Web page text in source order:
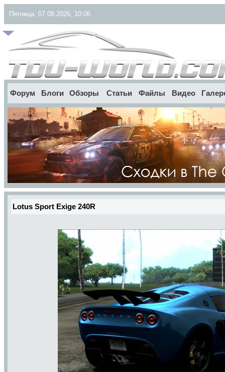
Пятница, 07.08.2026, 10:06
Форум Блоги Обзоры Статьи Файлы Видео
Lotus Sport Exige 240R